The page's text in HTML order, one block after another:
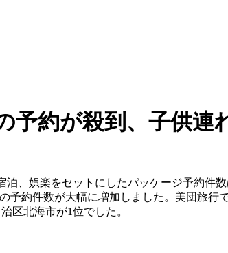
予約が殺到、子供連
、娯楽をセットにしたパッケージ予約件
約件数が大幅に増加しました。美団旅行
区北海市が1位でした。